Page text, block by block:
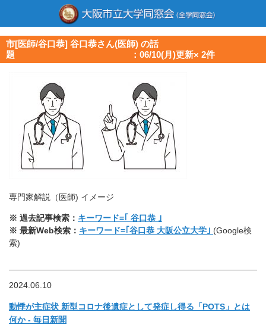
市[医師/谷口恭] 谷口恭さん(医師) の話
題 ：06/10(月)更新× 2件
専門家解説（医師) イメージ
※ 過去記事検索： キーワード=｢ 谷口恭 ｣
※ 最新Web検索： キーワード=｢谷口恭 大阪公立大学｣ (Google検
索)
2024.06.10
動悸が主症状 新型コロナ後遺症として発症し得る「POTS」とは
何か - 毎日新聞